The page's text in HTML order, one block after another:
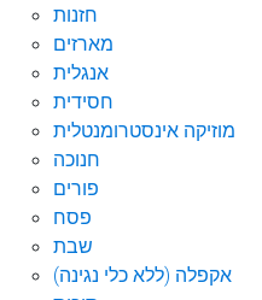
חזנות
מארזים
אנגלית
חסידית
מוזיקה אינסטרומנטלית
חנוכה
פורים
פסח
שבת
אקפלה (ללא כלי נגינה)